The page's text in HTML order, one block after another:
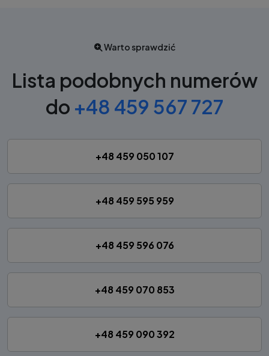
Warto sprawdzić
Lista podobnych numerów
do +48 459 567 727
+48 459 050 107
+48 459 595 959
+48 459 596 076
+48 459 070 853
+48 459 090 392